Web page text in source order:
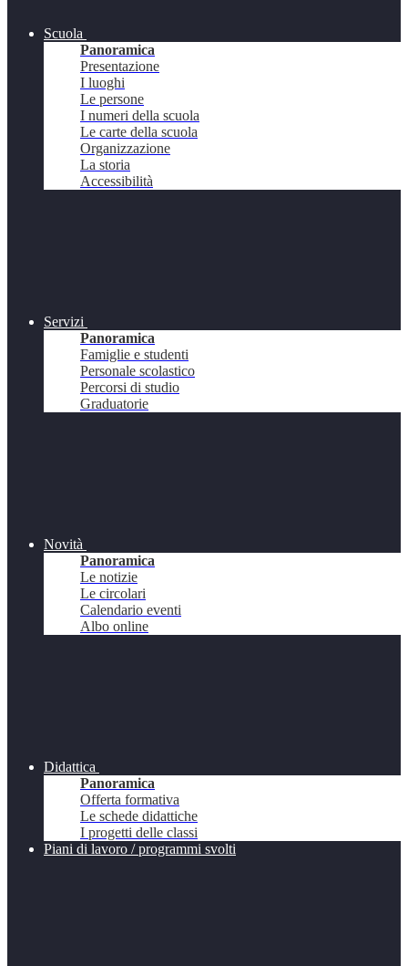
Scuola
Panoramica
Presentazione
I luoghi
Le persone
I numeri della scuola
Le carte della scuola
Organizzazione
La storia
Accessibilità
Servizi
Panoramica
Famiglie e studenti
Personale scolastico
Percorsi di studio
Graduatorie
Novità
Panoramica
Le notizie
Le circolari
Calendario eventi
Albo online
Didattica
Panoramica
Offerta formativa
Le schede didattiche
I progetti delle classi
Piani di lavoro / programmi svolti